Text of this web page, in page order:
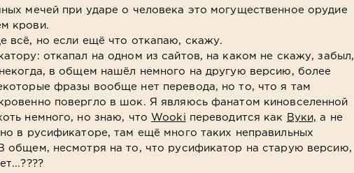
мечей при ударе о человека это могущественное орудие
крови.
всё, но если ещё что откапаю, скажу.
откапал на одном из сайтов, на каком не скажу, забыл,
в общем нашёл немного на другую версию, более
фразы вообще нет перевода, но то, что я там
повергло в шок. Я являюсь фанатом киновселенной
немного, но знаю, что Wooki переводится как Вуки, а не
в русификаторе, там ещё много таких неправильных
общем, несмотря на то, что русификатор на старую версию,